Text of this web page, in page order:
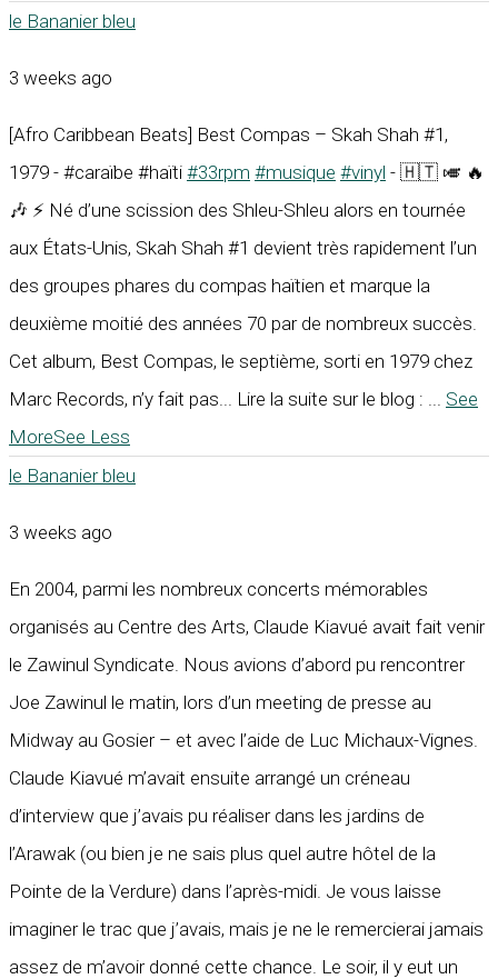
le Bananier bleu
3 weeks ago
[Afro Caribbean Beats] Best Compas – Skah Shah #1,
1979 - #caraïbe #haïti #33rpm #musique #vinyl - 🇭🇹 🎺 🔥
🎶 ⚡ Né d’une scission des Shleu-Shleu alors en tournée
aux États-Unis, Skah Shah #1 devient très rapidement l’un
des groupes phares du compas haïtien et marque la
deuxième moitié des années 70 par de nombreux succès.
Cet album, Best Compas, le septième, sorti en 1979 chez
Marc Records, n’y fait pas... Lire la suite sur le blog :
See
MoreSee Less
le Bananier bleu
3 weeks ago
En 2004, parmi les nombreux concerts mémorables
organisés au Centre des Arts, Claude Kiavué avait fait venir
le Zawinul Syndicate. Nous avions d’abord pu rencontrer
Joe Zawinul le matin, lors d’un meeting de presse au
Midway au Gosier – et avec l’aide de Luc Michaux-Vignes.
Claude Kiavué m’avait ensuite arrangé un créneau
d’interview que j’avais pu réaliser dans les jardins de
l’Arawak (ou bien je ne sais plus quel autre hôtel de la
Pointe de la Verdure) dans l’après-midi. Je vous laisse
imaginer le trac que j’avais, mais je ne le remercierai jamais
assez de m’avoir donné cette chance. Le soir, il y eut un